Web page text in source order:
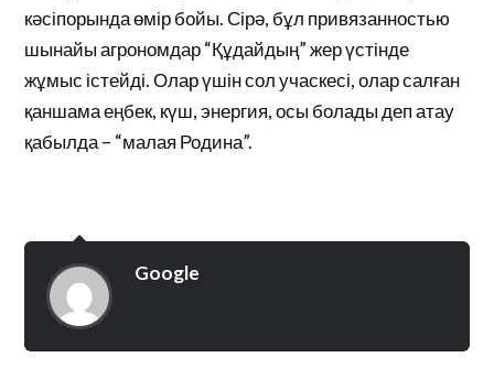
кәсіпорында өмір бойы. Сірә, бұл привязанностью
шынайы агрономдар “Құдайдың” жер үстінде
жұмыс істейді. Олар үшін сол учаскесі, олар салған
қаншама еңбек, күш, энергия, осы болады деп атау
қабылда – “малая Родина”.
Google